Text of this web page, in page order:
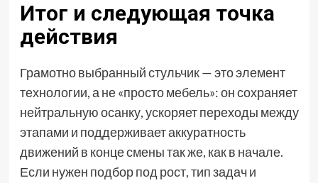
Итог и следующая точка
действия
Грамотно выбранный стульчик — это элемент
технологии, а не «просто мебель»: он сохраняет
нейтральную осанку, ускоряет переходы между
этапами и поддерживает аккуратность
движений в конце смены так же, как в начале.
Если нужен подбор под рост, тип задач и